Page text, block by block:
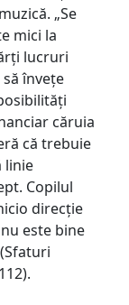
„Se
mici la
lucruri
învețe
căruia
că trebuie
linie
Copilul
direcție
este bine